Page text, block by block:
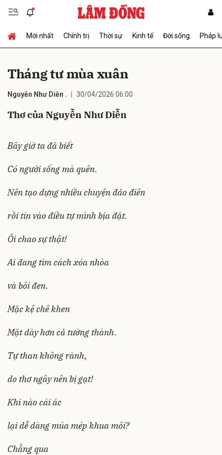
Mới nhất Chính trị Thời sự Kinh tế Đời sống Pháp
Tháng tư mùa xuân
Nguyễn Như Diễn . 30/04/2026 06:00
Thơ của Nguyễn Như Diễn
Bây giờ ta đã biết
Có người sống mà quên.
Nên tạo dựng nhiều chuyện đảo điên
rồi tin vào điều tự mình bịa đặt.
Ôi chao sự thật!
Ai đang tìm cách xóa nhòa
và bôi đen.
Mặc kệ chê khen
Mặt dày hơn cả tường thành.
Tự than không rành,
do thơ ngây nên bị gạt!
Khi nào cái ác
lại dễ dàng múa mép khua môi?
Chẳng qua
Gửi bình luận